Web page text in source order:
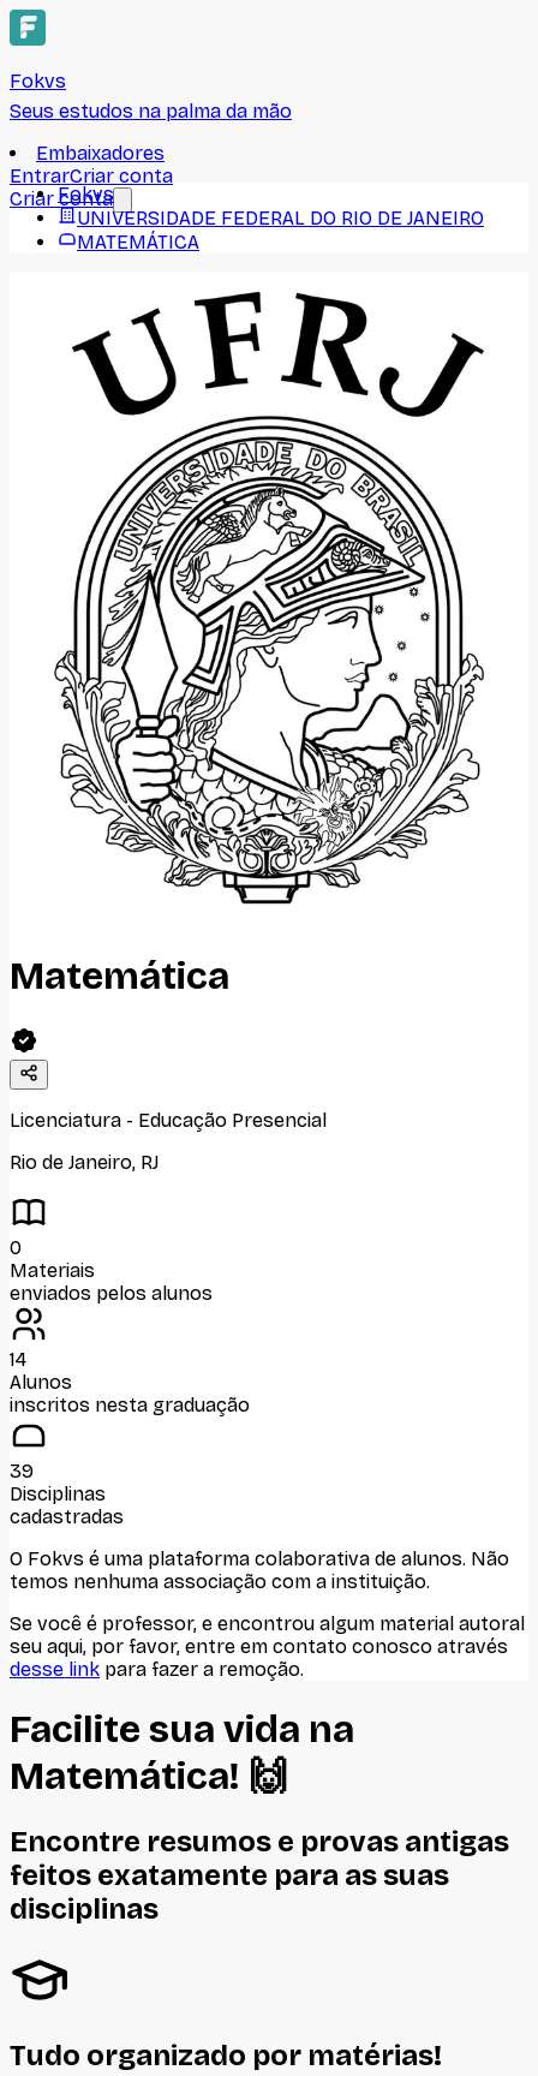
Fokvs
Seus estudos na palma da mão
Embaixadores
EntrarCriar conta
Criar conta
Fokvs
UNIVERSIDADE FEDERAL DO RIO DE JANEIRO
MATEMÁTICA
Matemática
Licenciatura - Educação Presencial
Rio de Janeiro, RJ
0
Materiais
enviados pelos alunos
14
Alunos
inscritos nesta graduação
39
Disciplinas
cadastradas
O Fokvs é uma plataforma colaborativa de alunos. Não
temos nenhuma associação com a instituição.
Se você é professor, e encontrou algum material autoral
seu aqui, por favor, entre em contato conosco através
desse link para fazer a remoção.
Facilite sua vida na
Matemática! 🙌
Encontre resumos e provas antigas
feitos exatamente para as suas
disciplinas
Tudo organizado por matérias!